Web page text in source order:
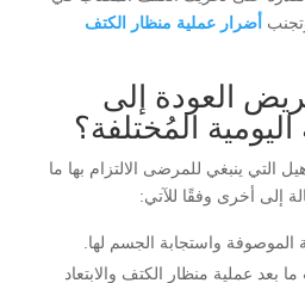
أضرار عملية منظار الكتف
العودة إلى
المُختلفة؟
التي ينبغي للمرضى الالتزام بها ما
إلى أخرى وفقًا للآتي:
الموصوفة واستجابة الجسم لها.
بعد عملية منظار الكتف والابتعاد